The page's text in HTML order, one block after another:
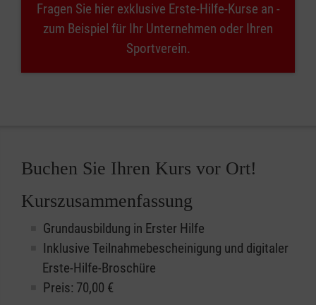
Fragen Sie hier exklusive Erste-Hilfe-Kurse an -
zum Beispiel für Ihr Unternehmen oder Ihren
Sportverein.
Buchen Sie Ihren Kurs vor Ort!
Kurszusammenfassung
Grundausbildung in Erster Hilfe
Inklusive Teilnahmebescheinigung und digitaler
Erste-Hilfe-Broschüre
Preis: 70,00 €